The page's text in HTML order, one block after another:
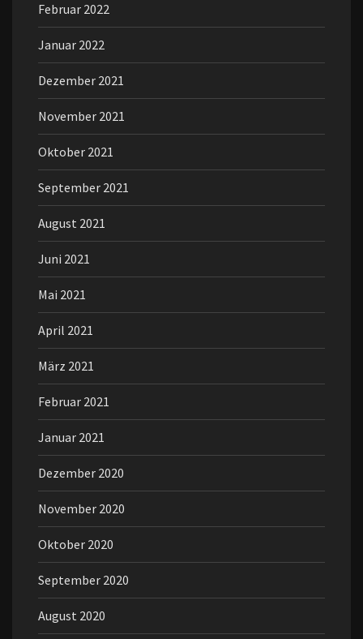
Februar 2022
Januar 2022
Dezember 2021
November 2021
Oktober 2021
September 2021
August 2021
Juni 2021
Mai 2021
April 2021
März 2021
Februar 2021
Januar 2021
Dezember 2020
November 2020
Oktober 2020
September 2020
August 2020